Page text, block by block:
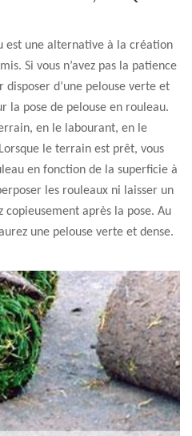
est une alternative à la création
Si vous n’avez pas la patience
disposer d’une pelouse verte et
la pose de pelouse en rouleau.
en le labourant, en le
le terrain est prêt, vous
en fonction de la superficie à
les rouleaux ni laisser un
copieusement après la pose. Au
une pelouse verte et dense.